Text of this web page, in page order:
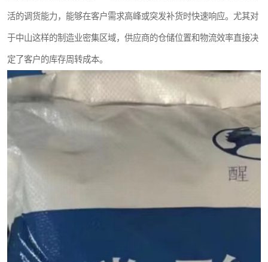
活的调货能力，能够在客户需求高峰或突发补货时快速响应。尤其对
于中山这样的制造业密集区域，供应商的仓储位置和物流效率直接决
定了客户的库存周转成本。